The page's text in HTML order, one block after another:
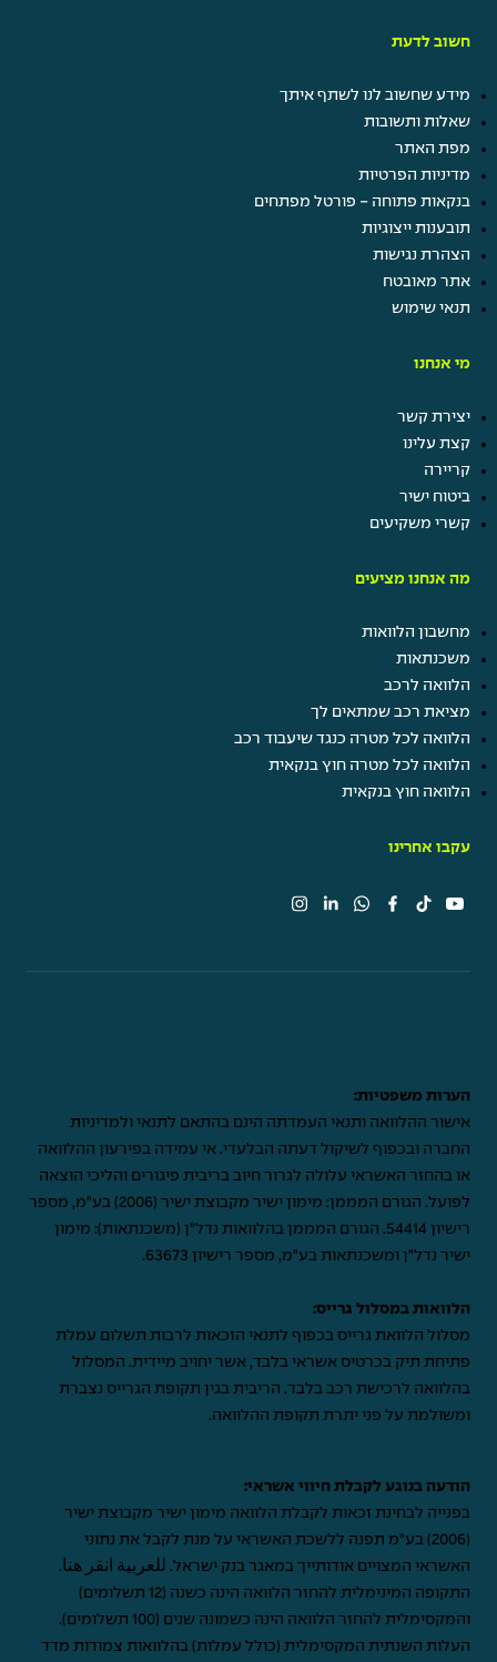
חשוב לדעת
מידע שחשוב לנו לשתף איתך
שאלות ותשובות
מפת האתר
מדיניות הפרטיות
בנקאות פתוחה - פורטל מפתחים
תובענות ייצוגיות
הצהרת נגישות
אתר מאובטח
תנאי שימוש
מי אנחנו
יצירת קשר
קצת עלינו
קריירה
ביטוח ישיר
קשרי משקיעים
מה אנחנו מציעים
מחשבון הלוואות
משכנתאות
הלוואה לרכב
מציאת רכב שמתאים לך
הלוואה לכל מטרה כנגד שיעבוד רכב
הלוואה לכל מטרה חוץ בנקאית
הלוואה חוץ בנקאית
עקבו אחרינו
הערות משפטיות:
אישור ההלוואה ותנאי העמדתה הינם בהתאם לתנאי ולמדיניות
החברה ובכפוף לשיקול דעתה הבלעדי. אי עמידה בפירעון ההלוואה
או בהחזר האשראי עלולה לגרור חיוב בריבית פיגורים והליכי הוצאה
לפועל. הגורם המממן: מימון ישיר מקבוצת ישיר (2006) בע"מ, מספר
רישיון 54414. הגורם המממן בהלוואות נדל"ן (משכנתאות): מימון
ישיר נדל"ן ומשכנתאות בע"מ, מספר רישיון 63673.
הלוואות במסלול גרייס:
מסלול הלוואת גרייס בכפוף לתנאי הזכאות לרבות תשלום עמלת
פתיחת תיק בכרטיס אשראי בלבד, אשר יחויב מיידית. המסלול
בהלוואה לרכישת רכב בלבד. הריבית בגין תקופת הגרייס נצברת
ומשולמת על פני יתרת תקופת ההלוואה.
הודעה בנוגע לקבלת חיווי אשראי:
בפנייה לבחינת זכאות לקבלת הלוואה מימון ישיר מקבוצת ישיר
(2006) בע"מ תפנה ללשכת האשראי על מנת לקבל את נתוני
האשראי המצויים אודותייך במאגר בנק ישראל. للعربية انقر هنا.
התקופה המינימלית להחזר הלוואה הינה כשנה (12 תשלומים)
והמקסימלית להחזר הלוואה הינה כשמונה שנים (100 תשלומים).
העלות השנתית המקסימלית (כולל עמלות) בהלוואות צמודות מדד